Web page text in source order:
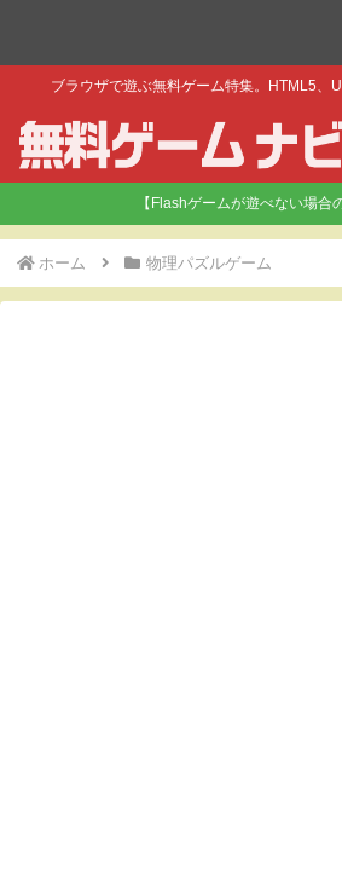
ブラウザで遊ぶ無料ゲーム特集。HTML5、
【Flashゲームが遊べない場合
ホーム 物理パズルゲーム